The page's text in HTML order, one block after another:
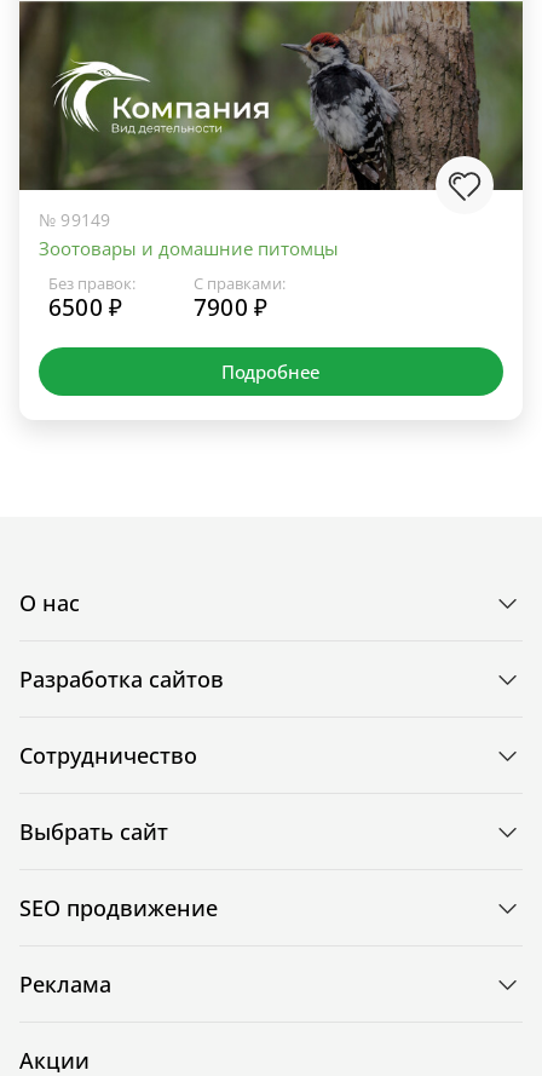
№ 99149
Зоотовары и домашние питомцы
Без правок:
6500 ₽
С правками:
7900 ₽
Подробнее
О нас
Разработка сайтов
Сотрудничество
Выбрать сайт
SEO продвижение
Реклама
Акции